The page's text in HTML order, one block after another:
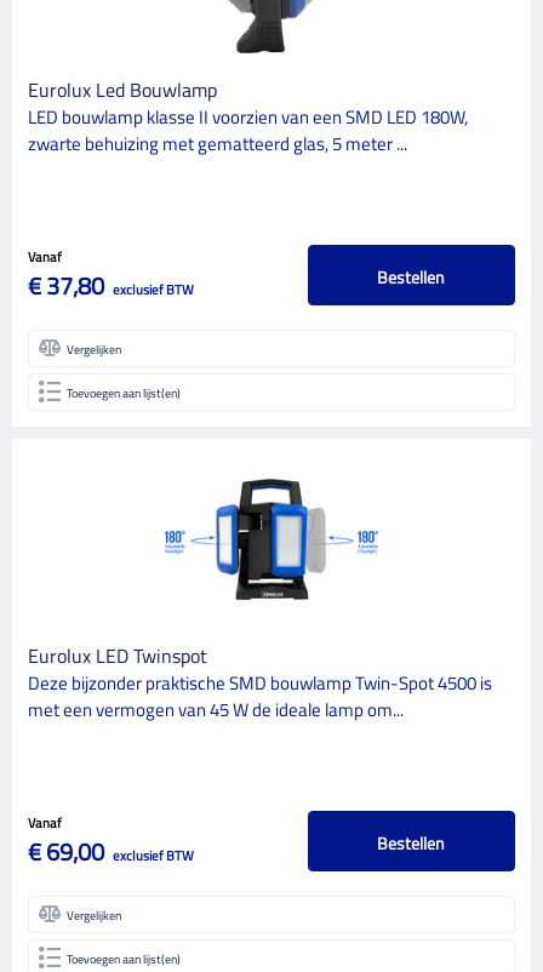
Eurolux Led Bouwlamp
LED bouwlamp klasse II voorzien van een SMD LED 180W,
zwarte behuizing met gematteerd glas, 5 meter ...
Vanaf
€ 37,80 exclusief BTW Bestellen
Vergelijken
Toevoegen aan lijst(en)
Eurolux LED Twinspot
Deze bijzonder praktische SMD bouwlamp Twin-Spot 4500 is
met een vermogen van 45 W de ideale lamp om...
Vanaf
€ 69,00 exclusief BTW Bestellen
Vergelijken
Toevoegen aan lijst(en)